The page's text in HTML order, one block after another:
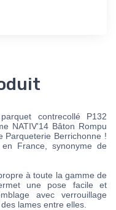
contrecollé P132
NATIV'14 Bâton Rompu
Parqueterie Berrichonne !
France, synonyme de
à toute la gamme de
une pose facile et
avec verrouillage
lames entre elles.